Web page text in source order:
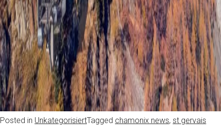
Posted in UnkategorisiertTagged chamonix news, st gervais